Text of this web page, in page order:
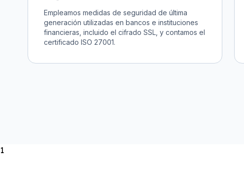
Empleamos medidas de seguridad de última
generación utilizadas en bancos e instituciones
financieras, incluido el cifrado SSL, y contamos el
certificado ISO 27001.
1